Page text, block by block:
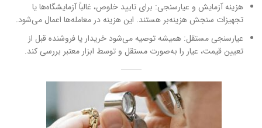
هزینه آزمایش و عیارسنجی: برای تایید خلوص، غالباً آزمایشگاه‌ها یا
تجهیزات سنجش هزینه‌بر هستند. این هزینه در معامله‌ها اعمال می‌شود.
عیارسنجی مستقل: همیشه توصیه می‌شود خریدار یا فروشنده قبل از
تعیین قیمت، عیار را به‌صورت مستقل و توسط ابزار معتبر بررسی کند.